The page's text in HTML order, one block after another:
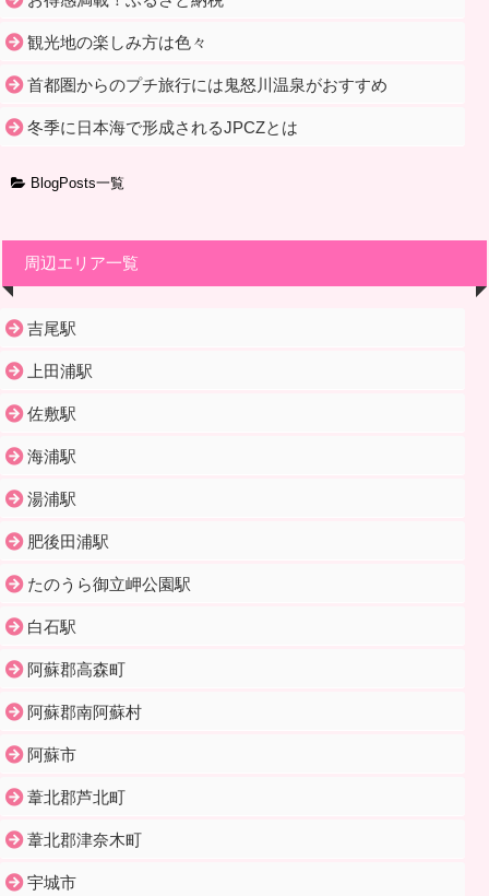
観光地の楽しみ方は色々
首都圏からのプチ旅行には鬼怒川温泉がおすすめ
冬季に日本海で形成されるJPCZとは
BlogPosts一覧
周辺エリア一覧
吉尾駅
上田浦駅
佐敷駅
海浦駅
湯浦駅
肥後田浦駅
たのうら御立岬公園駅
白石駅
阿蘇郡高森町
阿蘇郡南阿蘇村
阿蘇市
葦北郡芦北町
葦北郡津奈木町
宇城市